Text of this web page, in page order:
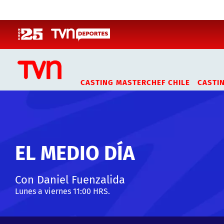
CASTING MASTERCHEF CHILE
EL MEDIO DÍA
Con Daniel Fuenzalida
Lunes a viernes 11:00 HRS.